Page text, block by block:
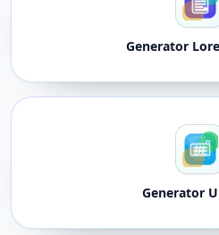
Generator
Generator